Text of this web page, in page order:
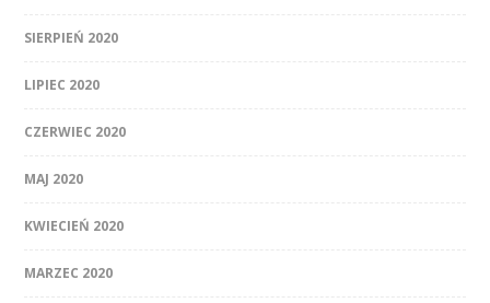
SIERPIEŃ 2020
LIPIEC 2020
CZERWIEC 2020
MAJ 2020
KWIECIEŃ 2020
MARZEC 2020